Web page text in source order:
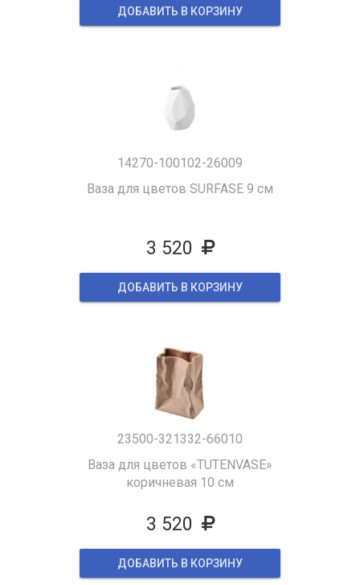
ДОБАВИТЬ В КОРЗИНУ
14270-100102-26009
Ваза для цветов SURFASE 9 см
3 520
ДОБАВИТЬ В КОРЗИНУ
23500-321332-66010
Ваза для цветов «TUTENVASE»
коричневая 10 см
3 520
ДОБАВИТЬ В КОРЗИНУ